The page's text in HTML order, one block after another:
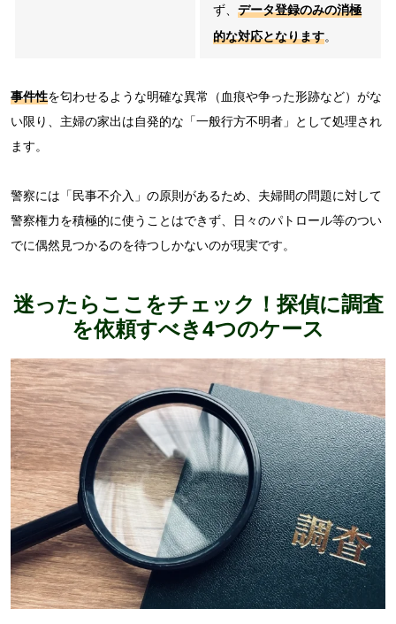
ず、 データ登録のみの消極
的な対応となります。
事件性を匂わせるような明確な異常（血痕や争った形跡など）がな
い限り、主婦の家出は自発的な「一般行方不明者」として処理され
ます。
警察には「民事不介入」の原則があるため、夫婦間の問題に対して
警察権力を積極的に使うことはできず、日々のパトロール等のつい
でに偶然見つかるのを待つしかないのが現実です。
迷ったらここをチェック！探偵に調査
を依頼すべき4つのケース